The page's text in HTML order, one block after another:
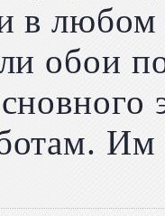
в любом
обои
Им